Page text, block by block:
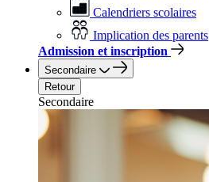
Calendriers scolaires
Implication des parents
Admission et inscription
Secondaire
Retour
Secondaire